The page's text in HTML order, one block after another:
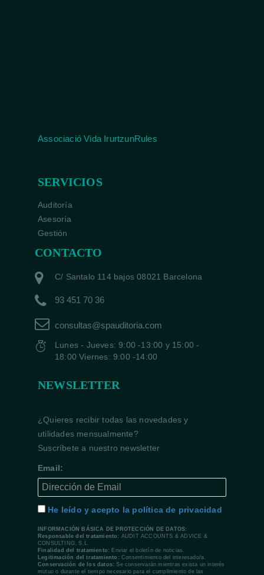
Associació Vida IrurtzunRules
SERVICIOS
Auditoría
Asesoría
Gestión
CONTACTO
C/ Santalo 114 bajos 08021 Barcelona
93 451 70 36
consultas@spauditoria.com
Lunes - Jueves: 9:00 -13:00 y 15:00 -
18:00 Viernes: 9:00 -14:00
NEWSLETTER
¿Quieres recibir todas las novedades y
utilidades mensualmente?
Suscríbete a nuestro newsletter
Email:
He leído y acepto la política de privacidad
INFORMACIÓN BÁSICA DE PROTECCIÓN DE DATOS:
Responsable del tratamiento: AUDIT ACCOUNTS & ADVICE &
CONSULTING, S.L.
Finalidad del tratamiento: Enviar el boletín de noticias.
Legitimación del tratamiento: Consentimiento del interesado/a.
Conservación de los datos: Se conservarán mientras exista un interés
mutuo o durante el tiempo necesario para el cumplimiento de las